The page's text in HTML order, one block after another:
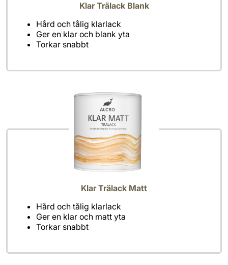
Klar Trälack Blank
Hård och tålig klarlack
Ger en klar och blank yta
Torkar snabbt
Klar Trälack Matt
Hård och tålig klarlack
Ger en klar och matt yta
Torkar snabbt